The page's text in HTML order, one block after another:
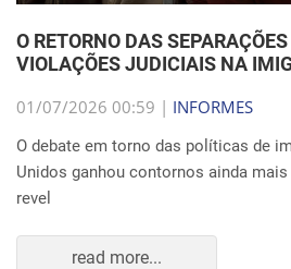
O RETORNO DAS
VIOLAÇÕES JUDICIAIS NA
01/07/2026 00:59 | INFORMES
O debate em torno das políticas de
Unidos ganhou contornos ainda
revel
read more...